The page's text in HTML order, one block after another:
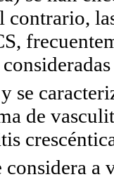
contrario,
se
de
considera a